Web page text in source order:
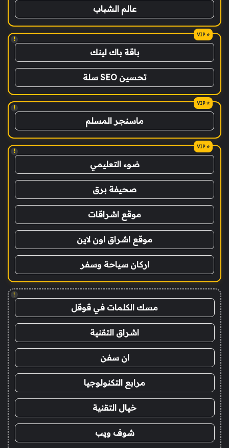
عالم الشباب
!
باقة باك لينك
تحسين SEO سلة
!
ماسنجر المسلم
!
ضوء التعليمي
صحيفة برق
موقع اشراقات
موقع اشراق اون لاين
اركان سياحة وسفر
!
مسك الكلمات في قوقل
اشراق التقنية
ان سفن
مرابع التكنولوجيا
خيال التقنية
شوف ويب